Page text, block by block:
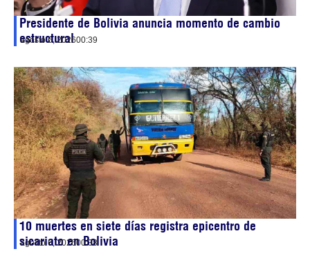
Presidente de Bolivia anuncia momento de cambio
estructural
agosto 6, 202600:39
10 muertes en siete días registra epicentro de
sicariato en Bolivia
agosto 6, 202600:38